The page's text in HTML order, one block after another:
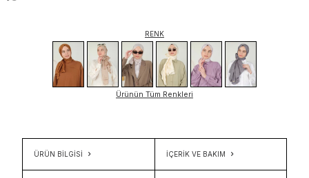
RENK
Ürünün Tüm Renkleri
ÜRÜN BİLGİSİ İÇERIK VE BAKIM